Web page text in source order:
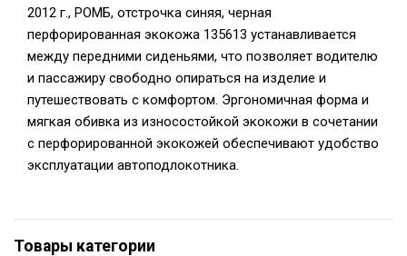
2012 г., РОМБ, отстрочка синяя, черная
перфорированная экокожа 135613 устанавливается
между передними сиденьями, что позволяет водителю
и пассажиру свободно опираться на изделие и
путешествовать с комфортом. Эргономичная форма и
мягкая обивка из износостойкой экокожи в сочетании
с перфорированной экокожей обеспечивают удобство
эксплуатации автоподлокотника.
Товары категории